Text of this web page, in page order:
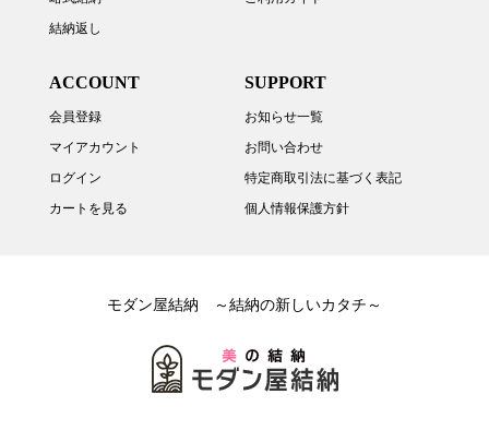
結納返し
ACCOUNT
会員登録
マイアカウント
ログイン
カートを見る
SUPPORT
お知らせ一覧
お問い合わせ
特定商取引法に基づく表記
個人情報保護方針
モダン屋結納 ～結納の新しいカタチ～